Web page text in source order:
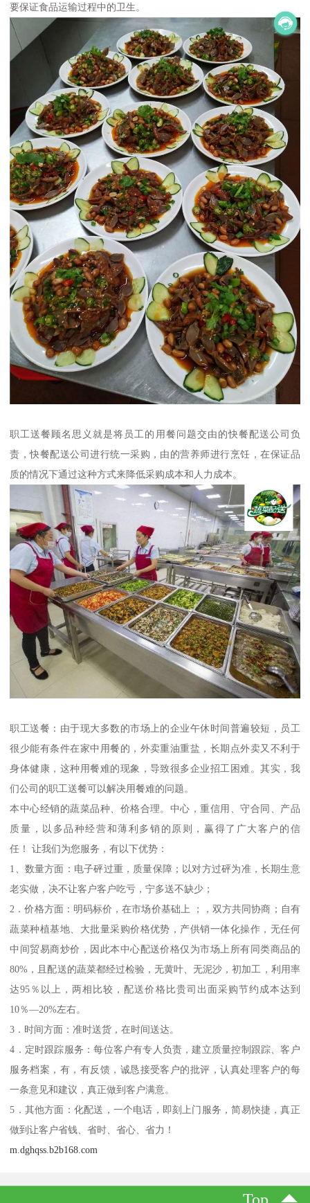
要保证食品运输过程中的卫生。
职工送餐顾名思义就是将员工的用餐问题交由的快餐配送公司负
责，快餐配送公司进行统一采购，由的营养师进行烹饪，在保证品
质的情况下通过这种方式来降低采购成本和人力成本。
职工送餐：由于现大多数的市场上的企业午休时间普遍较短，员工
很少能有条件在家中用餐的，外卖重油重盐，长期点外卖又不利于
身体健康，这种用餐难的现象，导致很多企业招工困难。其实，我
们公司的职工送餐可以解决用餐难的问题。
本中心经销的蔬菜品种、价格合理。中心，重信用、守合同、产品
质量，以多品种经营和薄利多销的原则，赢得了广大客户的信
任！ 让我们为您服务，有以下优势：
1、数量方面：电子砰过重，质量保障；以对方过砰为准，长期生意
老实做，决不让客户客户吃亏，宁多送不缺少；
2．价格方面：明码标价，在市场价基础上 ；，双方共同协商；自有
蔬菜种植基地、大批量采购价格优势，产供销一体化操作，无任何
中间贸易商炒价，因此本中心配送价格仅为市场上所有同类商品的
80%，且配送的蔬菜都经过检验，无黄叶、无泥沙，初加工，利用率
达95％以上，两相比较，配送价格比贵司出面采购节约成本达到
10％—20%左右。
3．时间方面：准时送货，在时间送达。
4．定时跟踪服务：每位客户有专人负责，建立质量控制跟踪、客户
服务档案，有，有反馈，诚恳接受客户的批评，认真处理客户的每
一条意见和建议，真正做到客户满意。
5．其他方面：化配送，一个电话，即刻上门服务，简易快捷，真正
做到让客户省钱、省时、省心、省力！
m.dghqss.b2b168.com